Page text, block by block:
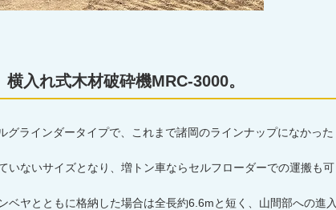
入れ式木材破砕機MRC-3000。
ラインダータイプで、これまで諸岡のラインナップになかった
いないサイズとなり、増トン車ならセルフローダーでの運搬も可
ヤとともに格納した場合は全長約6.6mと短く、山間部への進入